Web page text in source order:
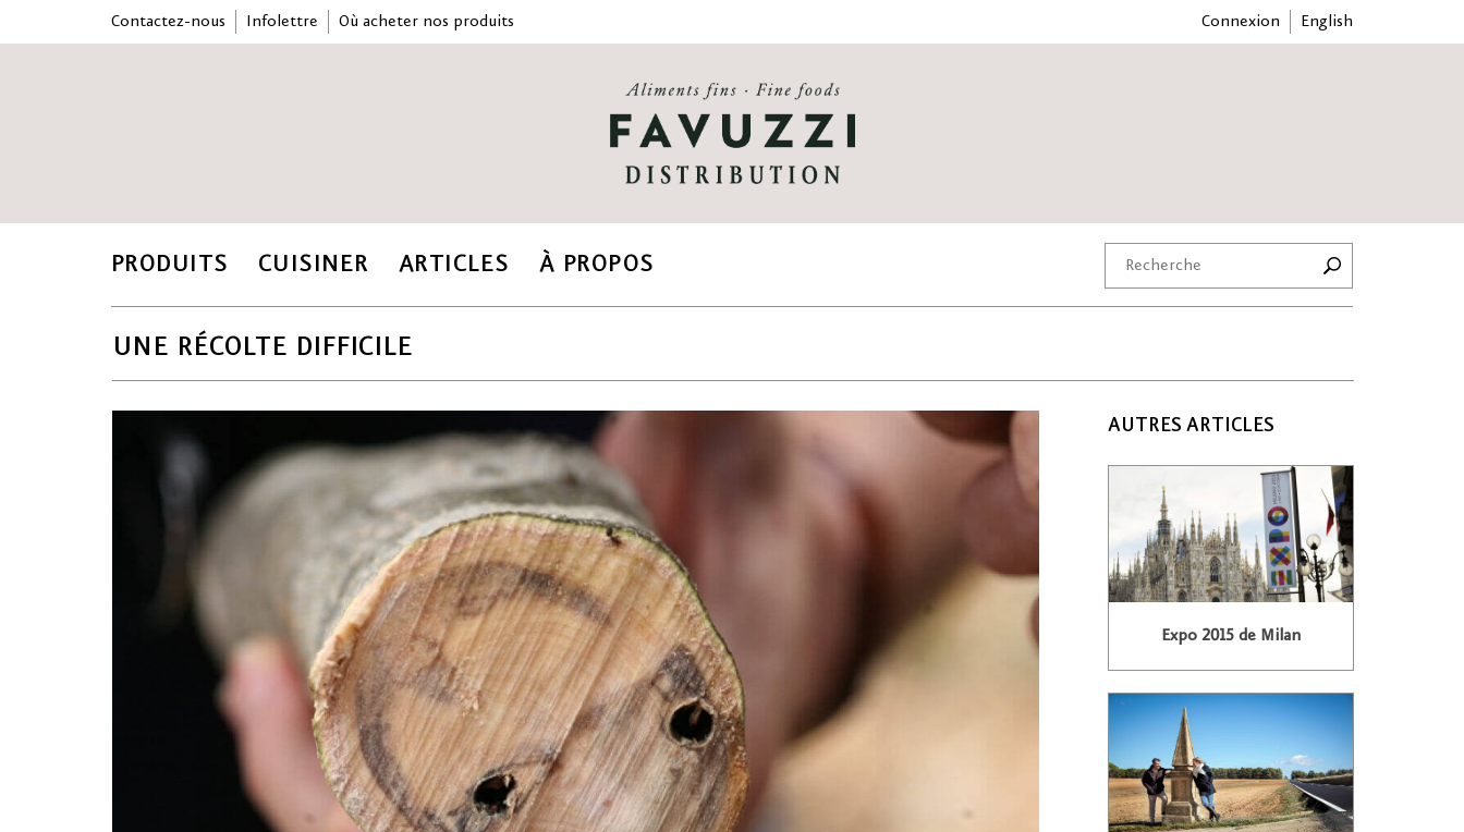
Contactez-nous Infolettre Où acheter nos produits Connexion English
PRODUITS CUISINER ARTICLES À PROPOS
UNE RÉCOLTE DIFFICILE
AUTRES ARTICLES
Expo 2015 de Milan